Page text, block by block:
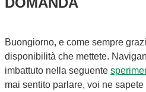
Buongiorno, e come sempre
disponibilità che mettete.
imbattuto nella seguente
mai sentito parlare, voi ne